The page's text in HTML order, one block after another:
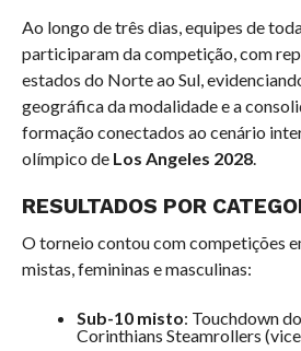
Ao longo de três dias, equipes de
participaram da competição, com
estados do Norte ao Sul,
geográfica da modalidade e a
formação conectados ao cenário
olímpico de Los Angeles 2028.
RESULTADOS POR
O torneio contou com competições
mistas, femininas e masculinas:
Sub-10 misto: Touchdown
Corinthians Steamrollers